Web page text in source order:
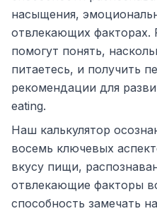
насыщения,
отвлекающих факторах.
помогут понять,
питаетесь, и получить
рекомендации для
eating.
Наш калькулятор
восемь ключевых
вкусу пищи,
отвлекающие факторы
способность замечать